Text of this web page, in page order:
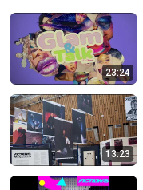
23:24
13:23